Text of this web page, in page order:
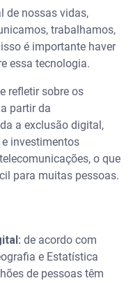
de nossas vidas,
trabalhamos,
é importante haver
essa tecnologia.
refletir sobre os
partir da
a exclusão digital,
investimentos
o que
para muitas pessoas.
de acordo com
e Estatística
de pessoas têm